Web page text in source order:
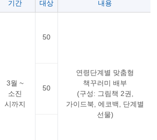
기간 대상 내용
3월 ~
소진
시까지
50
연령단계별 맞춤형
책꾸러미 배부
(구성: 그림책 2권,
가이드북, 에코백, 단계별
선물)
50